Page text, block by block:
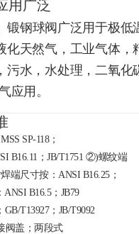
用广泛
锻钢球阀广泛用于极低
化天然气，工业气体，
污水，水处理，二氧化
应用。
SP-118；
B16.11；JB/T1751 ②)螺纹端
端尺寸按：ANSI B16.25；
B16.5；JB79
T13927；JB/T9092
阀盖；两段式